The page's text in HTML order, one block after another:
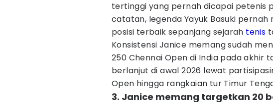
tertinggi yang pernah dicapai petenis
catatan, legenda Yayuk Basuki pernah
posisi terbaik sepanjang sejarah tenis
Konsistensi Janice memang sudah
250 Chennai Open di India pada akhir
berlanjut di awal 2026 lewat
Open hingga rangkaian tur Timur
3. Janice memang targetkan 20